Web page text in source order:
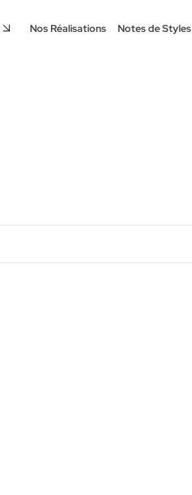
Nos Réalisations Notes de Styles